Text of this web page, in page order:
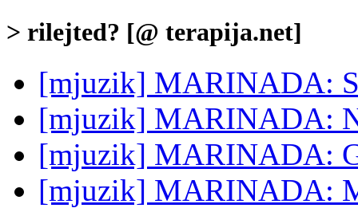
> rilejted? [@ terapija.net]
[mjuzik] MARINADA:
[mjuzik] MARINADA:
[mjuzik] MARINADA:
[mjuzik] MARINADA: